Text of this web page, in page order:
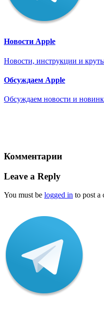
Новости Apple
Новости, инструкции и
Обсуждаем Apple
Обсуждаем новости и
Комментарии
Leave a Reply
You must be logged in to post a